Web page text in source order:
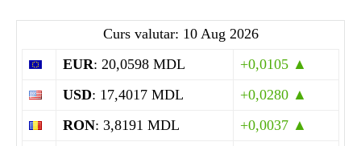
Curs valutar: 10 Aug 2026
EUR: 20,0598 MDL
+0,0105 ▲
USD: 17,4017 MDL
+0,0280 ▲
RON: 3,8191 MDL
+0,0037 ▲